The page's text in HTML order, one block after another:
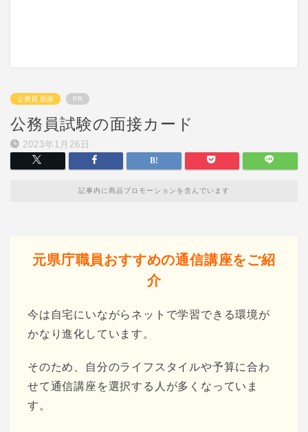
公務員 面接 PR
公務員試験の面接カード
2023年1月26日
記事内に商品プロモーションを含んでいます
元県庁職員おすすめの通信講座をご紹
介
今は自宅にいながらネットで学習できる環境が
かなり進化しています。
そのため、自分のライフスタイルや予算に合わ
せて通信講座を選択する人が多くなっていま
す。